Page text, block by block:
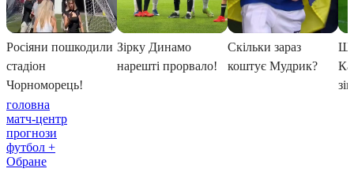
головна
матч-центр
прогнози
футбол +
Обране